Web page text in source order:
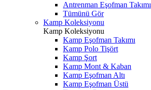
Antrenman Eşofman Takımı
Tümünü Gör
Kamp Koleksiyonu
Kamp Koleksiyonu
Kamp Eşofman Takımı
Kamp Polo Tişört
Kamp Şort
Kamp Mont & Kaban
Kamp Eşofman Altı
Kamp Eşofman Üstü